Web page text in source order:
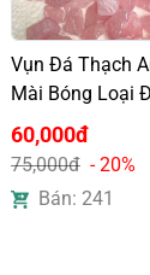
Vụn Đá Thạch
Mài Bóng Loại
60,000đ
75,000đ - 20%
Bán: 241